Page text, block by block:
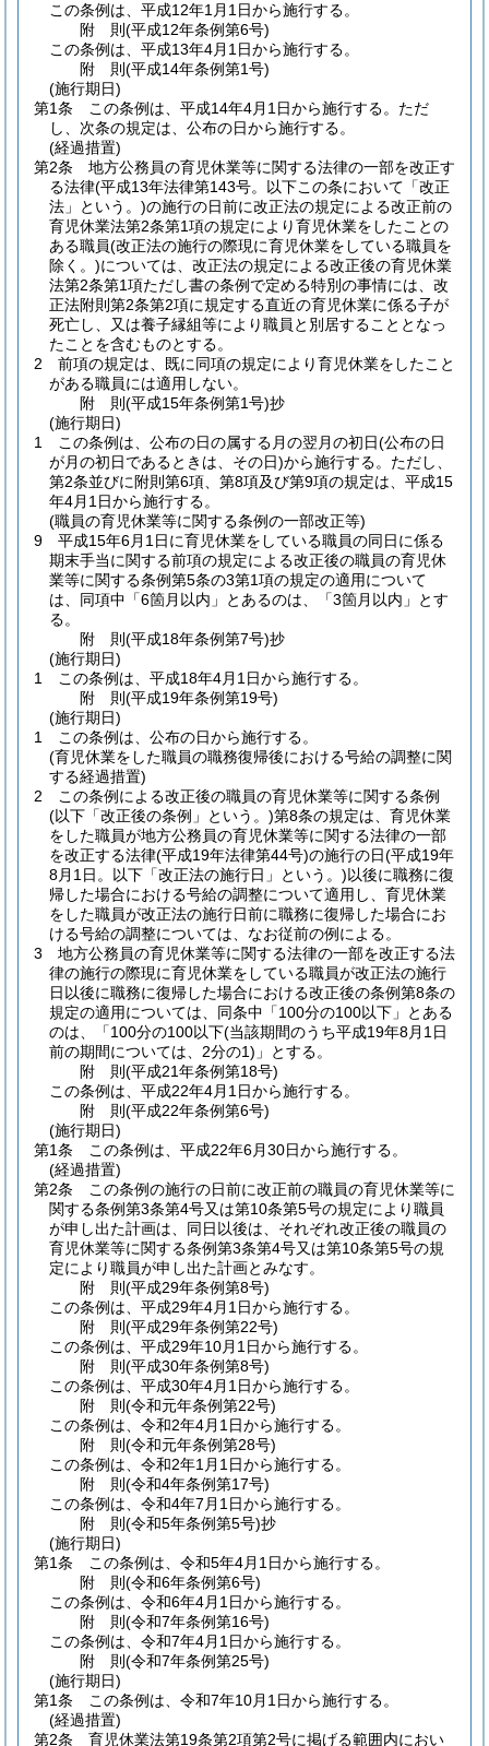
この条例は、平成12年1月1日から施行する。
附 則(平成12年条例第6号)
この条例は、平成13年4月1日から施行する。
附 則(平成14年条例第1号)
(施行期日)
第1条
この条例は、平成14年4月1日から施行する。 ただ
し、次条の規定は、公布の日から施行する。
(経過措置)
第2条
地方公務員の育児休業等に関する法律の一部を改正す
る法律(平成13年法律第143号。以下この条において「改正
法」という。)の施行の日前に改正法の規定による改正前の
育児休業法第2条第1項の規定により育児休業をしたことの
ある職員(改正法の施行の際現に育児休業をしている職員を
除く。)については、改正法の規定による改正後の育児休業
法第2条第1項ただし書の条例で定める特別の事情には、改
正法附則第2条第2項に規定する直近の育児休業に係る子が
死亡し、又は養子縁組等により職員と別居することとなっ
たことを含むものとする。
2
前項の規定は、既に同項の規定により育児休業をしたこと
がある職員には適用しない。
附 則(平成15年条例第1号)抄
(施行期日)
1
この条例は、公布の日の属する月の翌月の初日(公布の日
が月の初日であるときは、その日)から施行する。 ただし、
第2条並びに附則第6項、第8項及び第9項の規定は、平成15
年4月1日から施行する。
(職員の育児休業等に関する条例の一部改正等)
9
平成15年6月1日に育児休業をしている職員の同日に係る
期末手当に関する前項の規定による改正後の職員の育児休
業等に関する条例第5条の3第1項の規定の適用について
は、同項中「6箇月以内」とあるのは、「3箇月以内」とす
る。
附 則(平成18年条例第7号)抄
(施行期日)
1
この条例は、平成18年4月1日から施行する。
附 則(平成19年条例第19号)
(施行期日)
1
この条例は、公布の日から施行する。
(育児休業をした職員の職務復帰後における号給の調整に関
する経過措置)
2
この条例による改正後の職員の育児休業等に関する条例
(以下「改正後の条例」という。)第8条の規定は、育児休業
をした職員が地方公務員の育児休業等に関する法律の一部
を改正する法律(平成19年法律第44号)の施行の日(平成19年
8月1日。以下「改正法の施行日」という。)以後に職務に復
帰した場合における号給の調整について適用し、育児休業
をした職員が改正法の施行日前に職務に復帰した場合にお
ける号給の調整については、なお従前の例による。
3
地方公務員の育児休業等に関する法律の一部を改正する法
律の施行の際現に育児休業をしている職員が改正法の施行
日以後に職務に復帰した場合における改正後の条例第8条の
規定の適用については、同条中「100分の100以下」とある
のは、「100分の100以下(当該期間のうち平成19年8月1日
前の期間については、2分の1) 」とする。
附 則(平成21年条例第18号)
この条例は、平成22年4月1日から施行する。
附 則(平成22年条例第6号)
(施行期日)
第1条
この条例は、平成22年6月30日から施行する。
(経過措置)
第2条
この条例の施行の日前に改正前の職員の育児休業等に
関する条例第3条第4号又は第10条第5号の規定により職員
が申し出た計画は、同日以後は、それぞれ改正後の職員の
育児休業等に関する条例第3条第4号又は第10条第5号の規
定により職員が申し出た計画とみなす。
附 則(平成29年条例第8号)
この条例は、平成29年4月1日から施行する。
附 則(平成29年条例第22号)
この条例は、平成29年10月1日から施行する。
附 則(平成30年条例第8号)
この条例は、平成30年4月1日から施行する。
附 則(令和元年条例第22号)
この条例は、令和2年4月1日から施行する。
附 則(令和元年条例第28号)
この条例は、令和2年1月1日から施行する。
附 則(令和4年条例第17号)
この条例は、令和4年7月1日から施行する。
附 則(令和5年条例第5号)抄
(施行期日)
第1条
この条例は、令和5年4月1日から施行する。
附 則(令和6年条例第6号)
この条例は、令和6年4月1日から施行する。
附 則(令和7年条例第16号)
この条例は、令和7年4月1日から施行する。
附 則(令和7年条例第25号)
(施行期日)
第1条
この条例は、令和7年10月1日から施行する。
(経過措置)
第2条
育児休業法第19条第2項第2号に掲げる範囲内におい